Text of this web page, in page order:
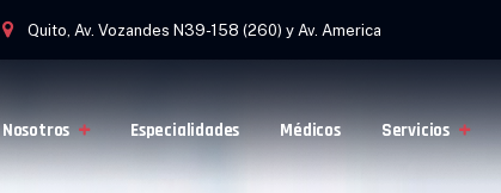
Quito, Av. Vozandes N39-158 (260) y Av. America
Nosotros Especialidades Médicos Servicios